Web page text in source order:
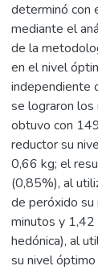
determinó con
mediante el
de la
en el nivel
independiente
se lograron
obtuvo con
reductor su
0,66 kg; el
(0,85%), al
de peróxido
minutos y
hedónica), al
su nivel